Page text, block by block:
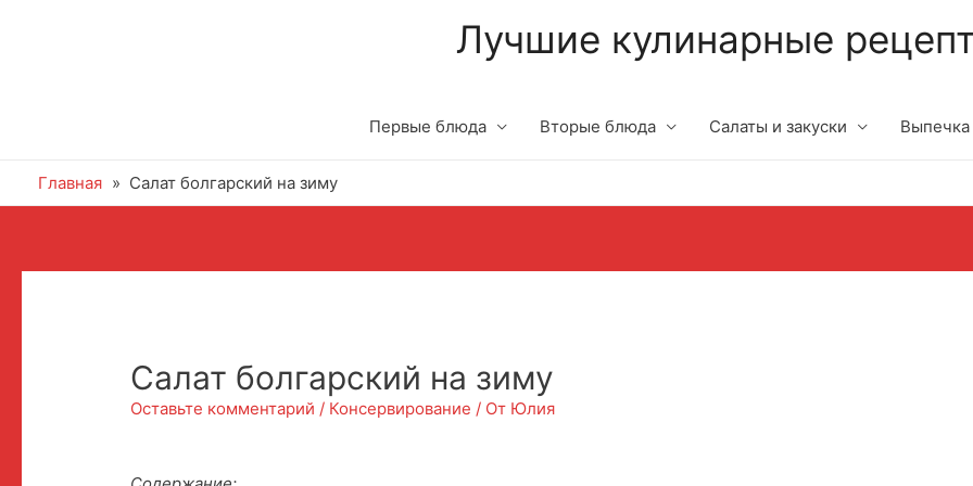
Лучшие кулинарные
Первые блюда Вторые блюда Салаты и закуски Выпечка
Главная Салат болгарский на зиму
Салат болгарский на зиму
Оставьте комментарий / Консервирование / От Юлия